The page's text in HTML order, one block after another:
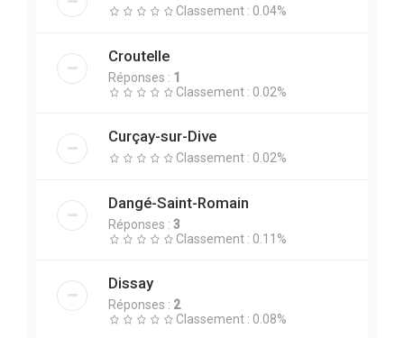
Classement : 0.04%
Croutelle
Réponses : 1
Classement : 0.02%
Curçay-sur-Dive
Classement : 0.02%
Dangé-Saint-Romain
Réponses : 3
Classement : 0.11%
Dissay
Réponses : 2
Classement : 0.08%